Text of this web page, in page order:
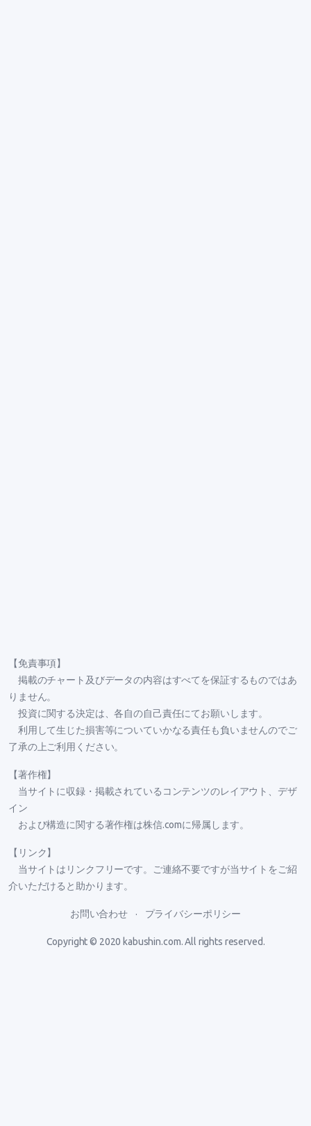
【免責事項】
掲載のチャート及びデータの内容はすべてを保証するものではあ
りません。
投資に関する決定は、各自の自己責任にてお願いします。
利用して生じた損害等についていかなる責任も負いませんのでご
了承の上ご利用ください。
【著作権】
当サイトに収録・掲載されているコンテンツのレイアウト、デザ
イン
および構造に関する著作権は株信.comに帰属します。
【リンク】
当サイトはリンクフリーです。ご連絡不要ですが当サイトをご紹
介いただけると助かります。
お問い合わせ プライバシーポリシー
Copyright © 2020 kabushin.com. All rights reserved.